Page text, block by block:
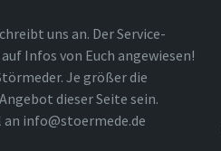
uns an. Der Service-
Infos von Euch angewiesen!
Je größer die
dieser Seite sein.
info@stoermede.de